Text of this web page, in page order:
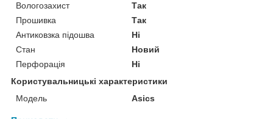
Вологозахист
Так
Прошивка
Так
Антиковзка підошва
Ні
Стан
Новий
Перфорація
Ні
Користувальницькі характеристики
Модель
Asics